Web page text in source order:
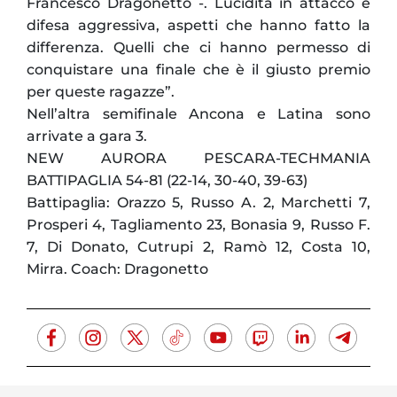
difesa aggressiva, aspetti che hanno fatto la
differenza. Quelli che ci hanno permesso di
conquistare una finale che è il giusto premio
per queste ragazze”.
Nell’altra semifinale Ancona e Latina sono
arrivate a gara 3.
NEW AURORA PESCARA-TECHMANIA
BATTIPAGLIA 54-81 (22-14, 30-40, 39-63)
Battipaglia: Orazzo 5, Russo A. 2, Marchetti 7,
Prosperi 4, Tagliamento 23, Bonasia 9, Russo F.
7, Di Donato, Cutrupi 2, Ramò 12, Costa 10,
Mirra. Coach: Dragonetto